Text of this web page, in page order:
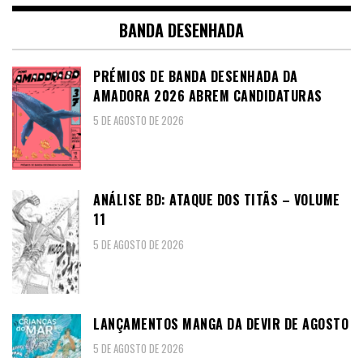
BANDA DESENHADA
PRÉMIOS DE BANDA DESENHADA DA
AMADORA 2026 ABREM CANDIDATURAS
5 DE AGOSTO DE 2026
ANÁLISE BD: ATAQUE DOS TITÃS – VOLUME
11
5 DE AGOSTO DE 2026
LANÇAMENTOS MANGA DA DEVIR DE AGOSTO
5 DE AGOSTO DE 2026